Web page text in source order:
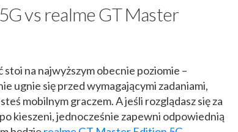
vs realme GT Master
na najwyższym obecnie poziomie –
ugnie się przed wymagającymi zadaniami,
mobilnym graczem. A jeśli rozglądasz się za
kieszeni, jednocześnie zapewni odpowiednią